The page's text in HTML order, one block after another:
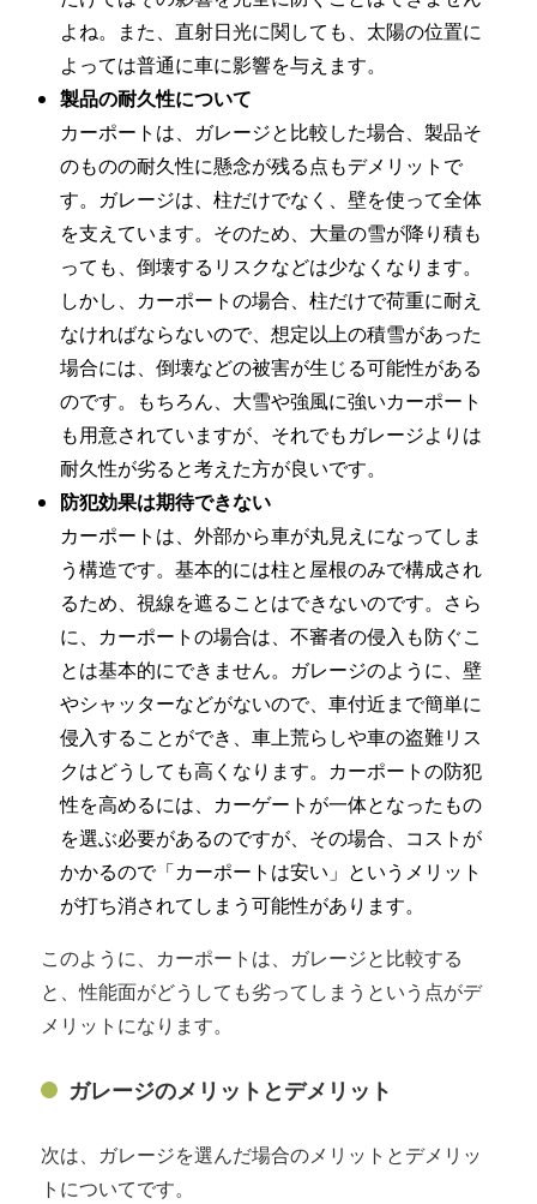
よね。また、直射日光に関しても、太陽の位置に
よっては普通に車に影響を与えます。
製品の耐久性について
カーポートは、ガレージと比較した場合、製品そ
のものの耐久性に懸念が残る点もデメリットで
す。ガレージは、柱だけでなく、壁を使って全体
を支えています。そのため、大量の雪が降り積も
っても、倒壊するリスクなどは少なくなります。
しかし、カーポートの場合、柱だけで荷重に耐え
なければならないので、想定以上の積雪があった
場合には、倒壊などの被害が生じる可能性がある
のです。もちろん、大雪や強風に強いカーポート
も用意されていますが、それでもガレージよりは
耐久性が劣ると考えた方が良いです。
防犯効果は期待できない
カーポートは、外部から車が丸見えになってしま
う構造です。基本的には柱と屋根のみで構成され
るため、視線を遮ることはできないのです。さら
に、カーポートの場合は、不審者の侵入も防ぐこ
とは基本的にできません。ガレージのように、壁
やシャッターなどがないので、車付近まで簡単に
侵入することができ、車上荒らしや車の盗難リス
クはどうしても高くなります。カーポートの防犯
性を高めるには、カーゲートが一体となったもの
を選ぶ必要があるのですが、その場合、コストが
かかるので「カーポートは安い」というメリット
が打ち消されてしまう可能性があります。
このように、カーポートは、ガレージと比較する
と、性能面がどうしても劣ってしまうという点がデ
メリットになります。
ガレージのメリットとデメリット
次は、ガレージを選んだ場合のメリットとデメリッ
トについてです。